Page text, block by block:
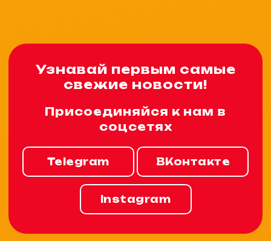
Узнавай первым самые
свежие новости!
Присоединяйся к нам в
соцсетях
Telegram ВКонтакте
Instagram